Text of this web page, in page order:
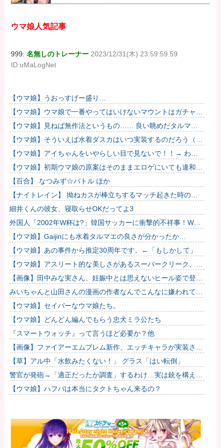
ウマ娘人気記事
999:名無しのトレーナー 2023/12/31(木) 23:59:59.59
ID:uMaLogNet
【ウマ娘】うおっすげー盛り…
【ウマ娘】ウマ娘で一番やってはいけないマウントはガチャで
も育成でもグッズでもなく、これ。
【ウマ娘】見ねば無作法というもの…… 良い眺めだタルマ
エ…（殴
【ウマ娘】そういえば水着ダスカはいつ実装するのだろう（ﾃﾞ
ｯｯｯ
【ウマ娘】アイちゃんをいやらしい目で見ないで！！→ わか
りました…
【ウマ娘】初期ウマ娘の原案はそのままエロゲにいても違和感
がないんだ。
【百合】 なつみず☆バトル ほか
【ナイトレイン】 拗ねカスが棒立ちするマッチ起きた時の対
処法
細井くんの彼女、寝取らせOKだってよ3
外国人「2002年W杯は?」韓国サッカーに衝撃的不祥事！W杯
予選でレフリーへの性的接待発覚！海外騒然！【海外の反応】
【ウマ娘】Gaijinにも水着タルマエの良さが分かったか…
【ウマ娘】あの事件から推定30周年です。←「もしかして」
【ウマ娘】アスリート的な美しさがあるスーパークリーク、い
いよね…
【画像】田中みな実さん、妊娠中とは思えないヒール姿で登場
してしまう
みいちゃんと山田さんの漫画の作者なんでこんなに嫌われてる
んだろうな
【ウマ娘】セイバーなウマ娘たち。
【ウマ娘】どんどん編んでもらう忠犬ミラ公たち
『スマートウォッチ』って言うほど必要か？他
【画像】ファイアーエムブレム新作、エッチキャラが実装され
て始まるｗｗｗｗｗ他
【草】アル中「水飲みたくない！」 グラス「はい転倒」
警官が発砲→「適正だったか調査」するわけ…実は銃を構えた
だけで警察本部長まで報告！
【ウマ娘】ハフバは本当にタクトちゃん来るの？